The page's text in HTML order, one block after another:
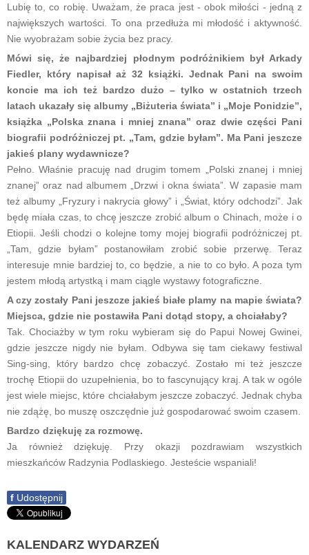
Lubię to, co robię. Uważam, że praca jest - obok miłości - jedną z
największych wartości. To ona przedłuża mi młodość i aktywność.
Nie wyobrażam sobie życia bez pracy.
Mówi się, że najbardziej płodnym podróżnikiem był Arkady
Fiedler, który napisał aż 32 książki. Jednak Pani na swoim
koncie ma ich też bardzo dużo – tylko w ostatnich trzech
latach ukazały się albumy „Biżuteria świata” i „Moje Ponidzie”,
książka „Polska znana i mniej znana” oraz dwie części Pani
biografii podróżniczej pt. „Tam, gdzie byłam”. Ma Pani jeszcze
jakieś plany wydawnicze?
Pełno. Właśnie pracuję nad drugim tomem „Polski znanej i mniej
znanej” oraz nad albumem „Drzwi i okna świata”. W zapasie mam
też albumy „Fryzury i nakrycia głowy” i „Świat, który odchodzi”. Jak
będę miała czas, to chcę jeszcze zrobić album o Chinach, może i o
Etiopii. Jeśli chodzi o kolejne tomy mojej biografii podróżniczej pt.
„Tam, gdzie byłam” postanowiłam zrobić sobie przerwę. Teraz
interesuje mnie bardziej to, co będzie, a nie to co było. A poza tym
jestem młodą artystką i mam ciągle wystawy fotograficzne.
A czy zostały Pani jeszcze jakieś białe plamy na mapie świata?
Miejsca, gdzie nie postawiła Pani dotąd stopy, a chciałaby?
Tak. Chociażby w tym roku wybieram się do Papui Nowej Gwinei,
gdzie jeszcze nigdy nie byłam. Odbywa się tam ciekawy festiwal
Sing-sing, który bardzo chcę zobaczyć. Zostało mi też jeszcze
trochę Etiopii do uzupełnienia, bo to fascynujący kraj. A tak w ogóle
jest wiele miejsc, które chciałabym jeszcze zobaczyć. Jednak chyba
nie zdążę, bo muszę oszczędnie już gospodarować swoim czasem.
Bardzo dziękuję za rozmowę.
Ja również dziękuję. Przy okazji pozdrawiam wszystkich
mieszkańców Radzynia Podlaskiego. Jesteście wspaniali!
f Udostępnij
KALENDARZ WYDARZEŃ